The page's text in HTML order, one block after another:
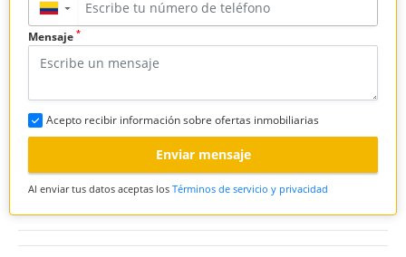
▼
Mensaje *
Acepto recibir información sobre ofertas inmobiliarias
Enviar mensaje
Al enviar tus datos aceptas los Términos de servicio y privacidad